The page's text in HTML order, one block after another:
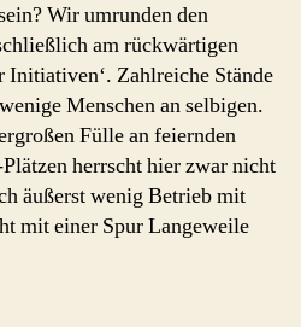
Wir umrunden den
am rückwärtigen
Initiativen‘. Zahlreiche Stände
Menschen an selbigen.
Fülle an feiernden
herrscht hier zwar nicht
äußerst wenig Betrieb mit
mit einer Spur Langeweile